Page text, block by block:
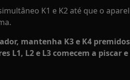
K1 e K2 até que o
mantenha K3 e K4
L1, L2 e L3 comecem a piscar